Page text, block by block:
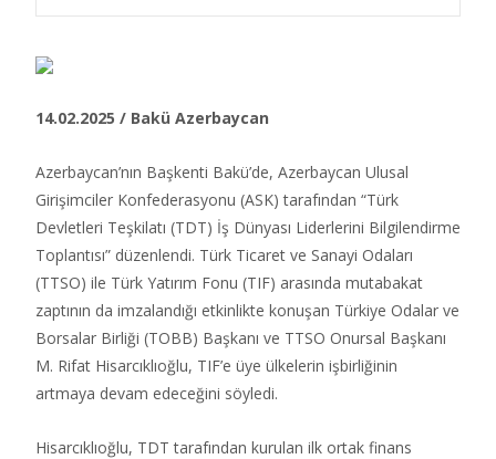
14.02.2025 / Bakü Azerbaycan
Azerbaycan’nın Başkenti Bakü’de, Azerbaycan Ulusal
Girişimciler Konfederasyonu (ASK) tarafından “Türk
Devletleri Teşkilatı (TDT) İş Dünyası Liderlerini Bilgilendirme
Toplantısı” düzenlendi. Türk Ticaret ve Sanayi Odaları
(TTSO) ile Türk Yatırım Fonu (TIF) arasında mutabakat
zaptının da imzalandığı etkinlikte konuşan Türkiye Odalar ve
Borsalar Birliği (TOBB) Başkanı ve TTSO Onursal Başkanı
M. Rifat Hisarcıklıoğlu, TIF’e üye ülkelerin işbirliğinin
artmaya devam edeceğini söyledi.​
Hisarcıklıoğlu, TDT tarafından kurulan ilk ortak finans